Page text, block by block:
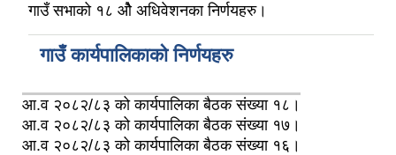
गाउँ सभाको १८ ओै अधिवेशनका निर्णयहरु।
गाउँ कार्यपालिकाको निर्णयहरु
आ.व २०८२/८३ को कार्यपालिका बैठक संख्या १८।
आ.व २०८२/८३ को कार्यपालिका बैठक संख्या १७।
आ.व २०८२/८३ को कार्यपालिका बैठक संख्या १६।